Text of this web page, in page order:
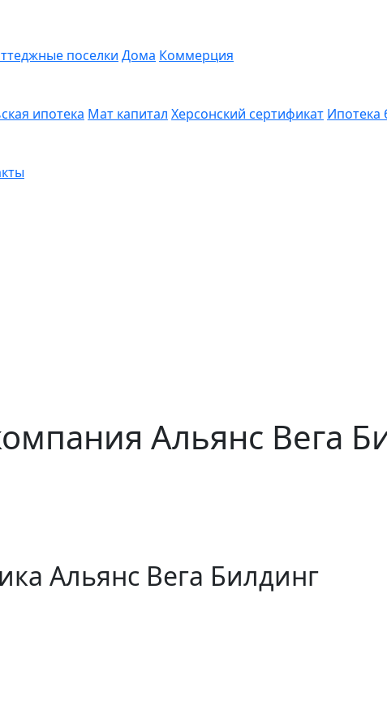
поселки Дома Коммерция
ипотека Мат капитал Херсонский сертификат Ипотека
Альянс Вега
Альянс Вега Билдинг